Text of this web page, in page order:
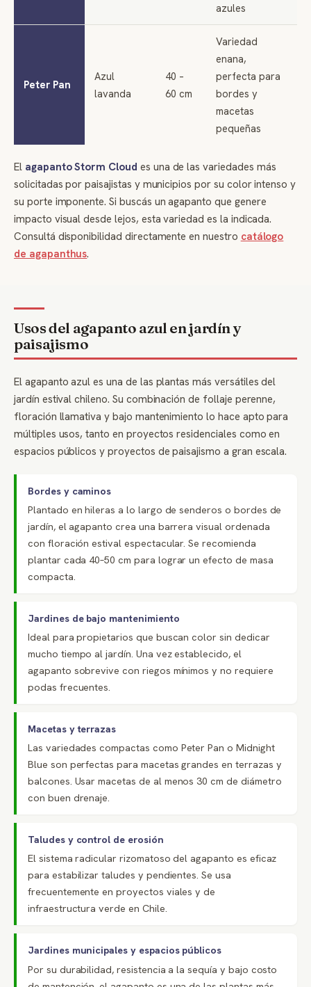
azules
Peter Pan
Azul
lavanda
40 –
60 cm
Variedad
enana,
perfecta para
bordes y
macetas
pequeñas
El agapanto Storm Cloud es una de las variedades más
solicitadas por paisajistas y municipios por su color intenso y
su porte imponente. Si buscás un agapanto que genere
impacto visual desde lejos, esta variedad es la indicada.
Consultá disponibilidad directamente en nuestro catálogo
de agapanthus.
Usos del agapanto azul en jardín y
paisajismo
El agapanto azul es una de las plantas más versátiles del
jardín estival chileno. Su combinación de follaje perenne,
floración llamativa y bajo mantenimiento lo hace apto para
múltiples usos, tanto en proyectos residenciales como en
espacios públicos y proyectos de paisajismo a gran escala.
Bordes y caminos
Plantado en hileras a lo largo de senderos o bordes de
jardín, el agapanto crea una barrera visual ordenada
con floración estival espectacular. Se recomienda
plantar cada 40–50 cm para lograr un efecto de masa
compacta.
Jardines de bajo mantenimiento
Ideal para propietarios que buscan color sin dedicar
mucho tiempo al jardín. Una vez establecido, el
agapanto sobrevive con riegos mínimos y no requiere
podas frecuentes.
Macetas y terrazas
Las variedades compactas como Peter Pan o Midnight
Blue son perfectas para macetas grandes en terrazas y
balcones. Usar macetas de al menos 30 cm de diámetro
con buen drenaje.
Taludes y control de erosión
El sistema radicular rizomatoso del agapanto es eficaz
para estabilizar taludes y pendientes. Se usa
frecuentemente en proyectos viales y de
infraestructura verde en Chile.
Jardines municipales y espacios públicos
Por su durabilidad, resistencia a la sequía y bajo costo